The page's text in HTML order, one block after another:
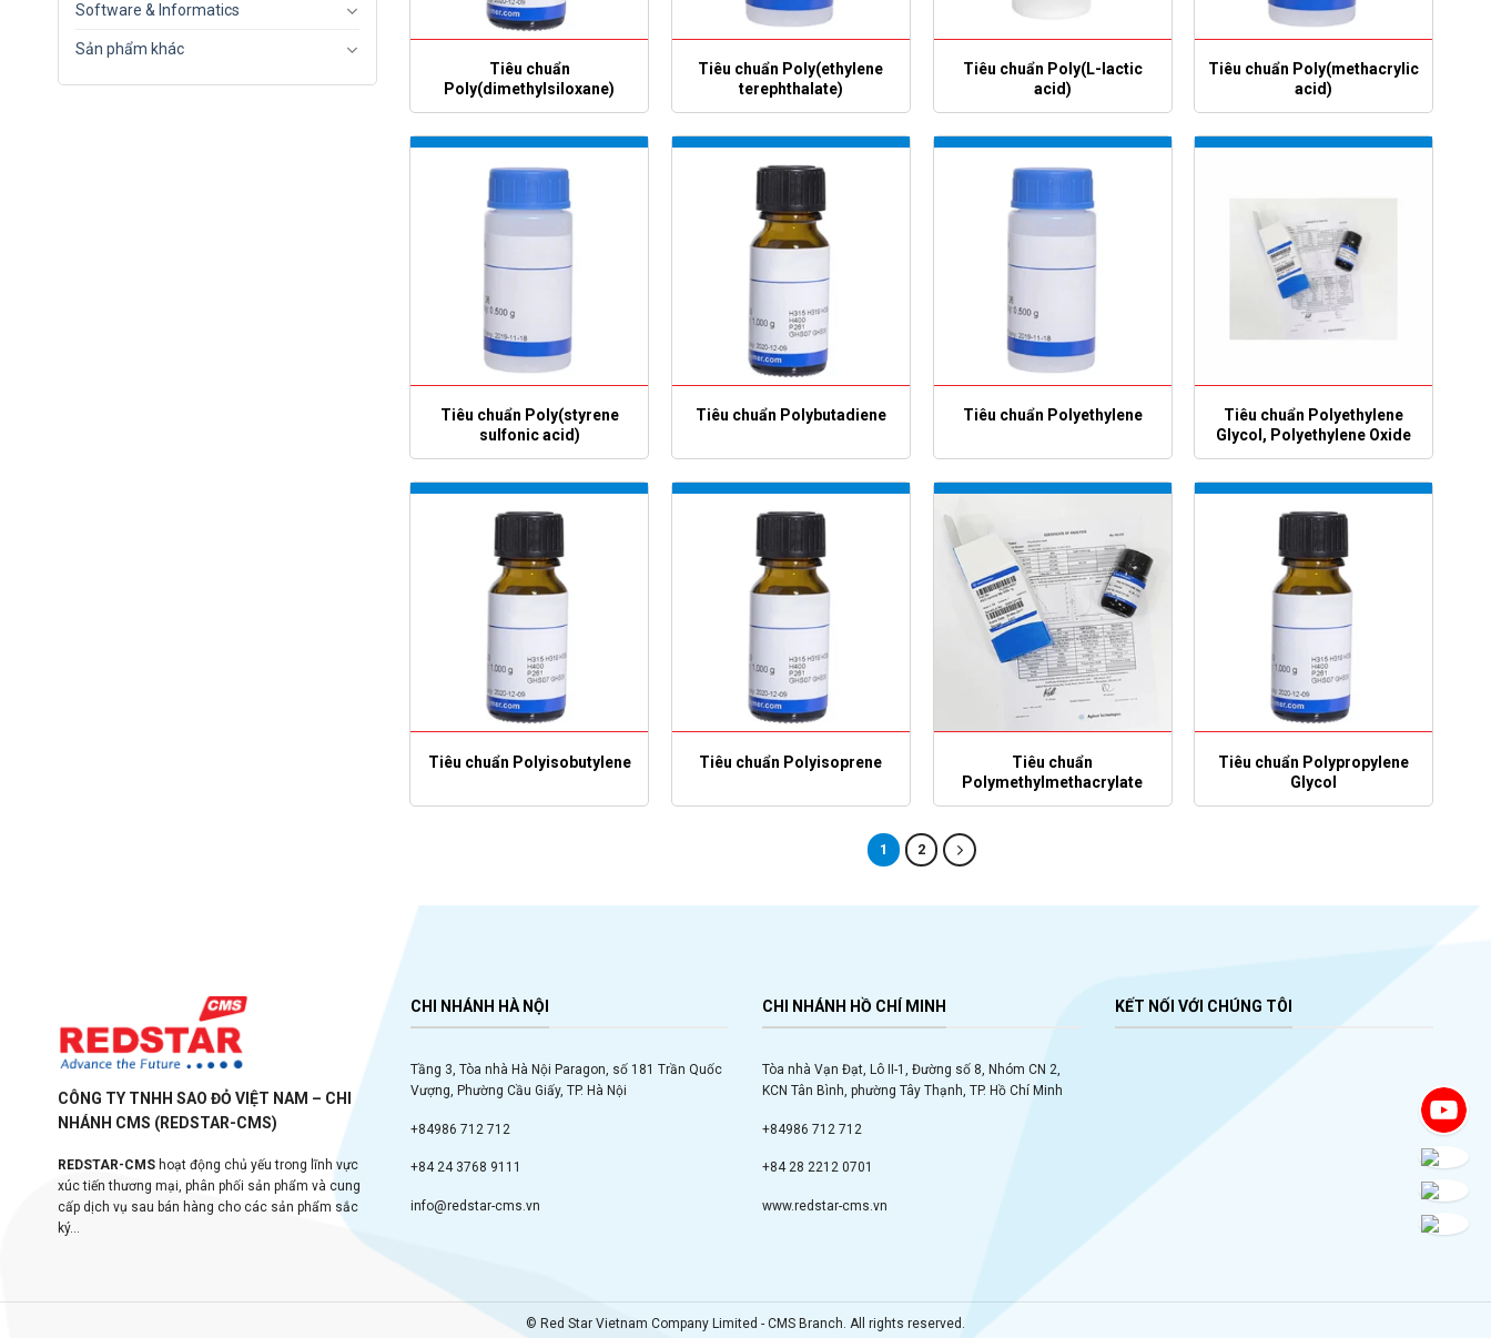
Software & Informatics
Sản phẩm khác
Tiêu chuẩn
Poly(dimethylsiloxane)
Tiêu chuẩn Poly(ethylene
terephthalate)
Tiêu chuẩn Poly(L-lactic
acid)
Tiêu chuẩn Poly(methacrylic
acid)
Tiêu chuẩn Poly(styrene
sulfonic acid)
Tiêu chuẩn Polybutadiene Tiêu chuẩn Polyethylene
Tiêu chuẩn Polyethylene
Glycol, Polyethylene Oxide
Tiêu chuẩn Polyisobutylene Tiêu chuẩn Polyisoprene
Tiêu chuẩn
Polymethylmethacrylate
Tiêu chuẩn Polypropylene
Glycol
1 2
CÔNG TY TNHH SAO ĐỎ VIỆT NAM – CHI
NHÁNH CMS (REDSTAR-CMS)
REDSTAR-CMS hoạt động chủ yếu trong lĩnh vực
xúc tiến thương mại, phân phối sản phẩm và cung
cấp dịch vụ sau bán hàng cho các sản phẩm sắc
ký...
CHI NHÁNH HÀ NỘI
Tầng 3, Tòa nhà Hà Nội Paragon, số 181 Trần Quốc
Vượng, Phường Cầu Giấy, TP. Hà Nội
+84986 712 712
+84 24 3768 9111
info@redstar-cms.vn
CHI NHÁNH HỒ CHÍ MINH
Tòa nhà Vạn Đạt, Lô II-1, Đường số 8, Nhóm CN 2,
KCN Tân Bình, phường Tây Thạnh, TP. Hồ Chí Minh
+84986 712 712
+84 28 2212 0701
www.redstar-cms.vn
KẾT NỐI VỚI CHÚNG TÔI
© Red Star Vietnam Company Limited - CMS Branch. All rights reserved.